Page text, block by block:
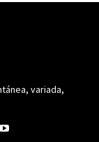
variada,